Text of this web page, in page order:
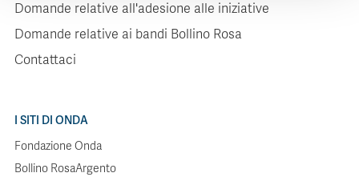
Domande relative all'adesione alle iniziative
Domande relative ai bandi Bollino Rosa
Contattaci
I SITI DI ONDA
Fondazione Onda
Bollino RosaArgento